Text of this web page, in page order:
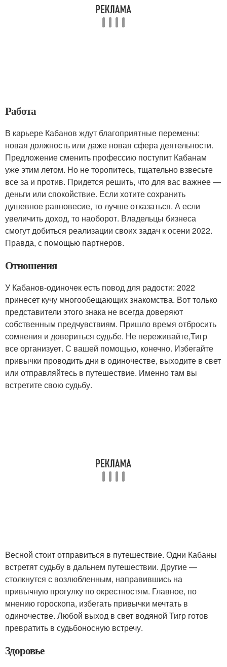
Работа
В карьере Кабанов ждут благоприятные перемены:
новая должность или даже новая сфера деятельности.
Предложение сменить профессию поступит Кабанам
уже этим летом. Но не торопитесь, тщательно взвесьте
все за и против. Придется решить, что для вас важнее —
деньги или спокойствие. Если хотите сохранить
душевное равновесие, то лучше отказаться. А если
увеличить доход, то наоборот. Владельцы бизнеса
смогут добиться реализации своих задач к осени 2022.
Правда, с помощью партнеров.
Отношения
У Кабанов-одиночек есть повод для радости: 2022
принесет кучу многообещающих знакомства. Вот только
представители этого знака не всегда доверяют
собственным предчувствиям. Пришло время отбросить
сомнения и довериться судьбе. Не переживайте,Тигр
все организует. С вашей помощью, конечно. Избегайте
привычки проводить дни в одиночестве, выходите в свет
или отправляйтесь в путешествие. Именно там вы
встретите свою судьбу.
Весной стоит отправиться в путешествие. Одни Кабаны
встретят судьбу в дальнем путешествии. Другие —
столкнутся с возлюбленным, направившись на
привычную прогулку по окрестностям. Главное, по
мнению гороскопа, избегать привычки мечтать в
одиночестве. Любой выход в свет водяной Тигр готов
превратить в судьбоносную встречу.
Здоровье